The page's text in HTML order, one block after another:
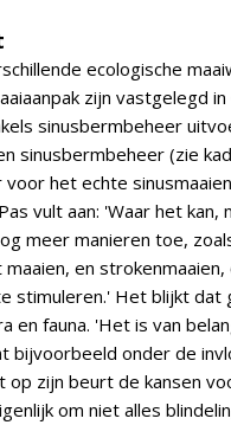
ecologische
zijn vastgelegd
sinusbermbeheer
sinusbermbeheer (zie
voor het echte
vult aan: 'Waar het
meer manieren toe,
en
stimuleren.' Het blijkt
en fauna. 'Het is van
bijvoorbeeld onder de
zijn beurt de kansen
om niet alles